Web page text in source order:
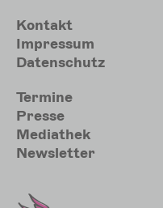
Meta
Kontakt
Impressum
Datenschutz
Sekundärmenu
Termine
Presse
Mediathek
Newsletter